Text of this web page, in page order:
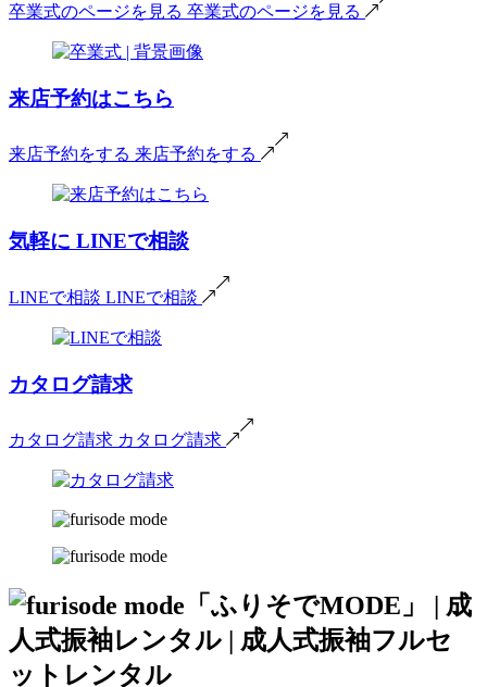
卒業式のページを見る 卒業式のページを見る
来店予約はこちら
来店予約をする 来店予約をする
気軽に LINEで相談
LINEで相談 LINEで相談
カタログ請求
カタログ請求 カタログ請求